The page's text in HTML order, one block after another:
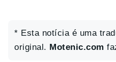
* Esta notícia é uma
original. Motenic.com